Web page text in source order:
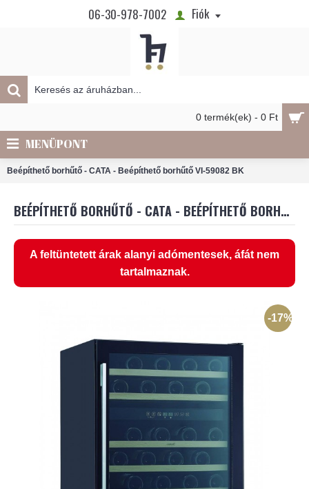
06-30-978-7002 Fiók
0 termék(ek) - 0 Ft
MENÜPONT
Beépíthető borhűtő - CATA - Beépíthető borhűtő VI-59082 BK
BEÉPÍTHETŐ BORHŰTŐ - CATA - BEÉPÍTHETŐ BORHŰTŐ VI-59082 BK
A feltüntetett árak alanyi adómentesek, áfát nem
tartalmaznak.
-17%